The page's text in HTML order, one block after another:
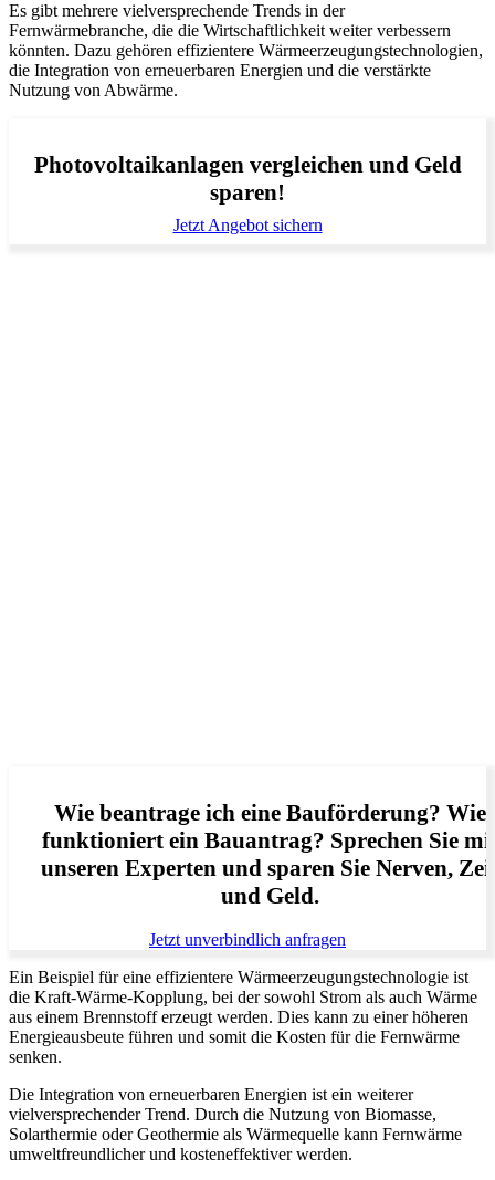
Es gibt mehrere vielversprechende Trends in der
Fernwärmebranche, die die Wirtschaftlichkeit weiter verbessern
könnten. Dazu gehören effizientere Wärmeerzeugungstechnologien,
die Integration von erneuerbaren Energien und die verstärkte
Nutzung von Abwärme.
Photovoltaikanlagen vergleichen und Geld
sparen!
Jetzt Angebot sichern
Wie beantrage ich eine Bauförderung? Wie
funktioniert ein Bauantrag? Sprechen Sie
unseren Experten und sparen Sie Nerven,
und Geld.
Jetzt unverbindlich anfragen
Ein Beispiel für eine effizientere Wärmeerzeugungstechnologie ist
die Kraft-Wärme-Kopplung, bei der sowohl Strom als auch Wärme
aus einem Brennstoff erzeugt werden. Dies kann zu einer höheren
Energieausbeute führen und somit die Kosten für die Fernwärme
senken.
Die Integration von erneuerbaren Energien ist ein weiterer
vielversprechender Trend. Durch die Nutzung von Biomasse,
Solarthermie oder Geothermie als Wärmequelle kann Fernwärme
umweltfreundlicher und kosteneffektiver werden.